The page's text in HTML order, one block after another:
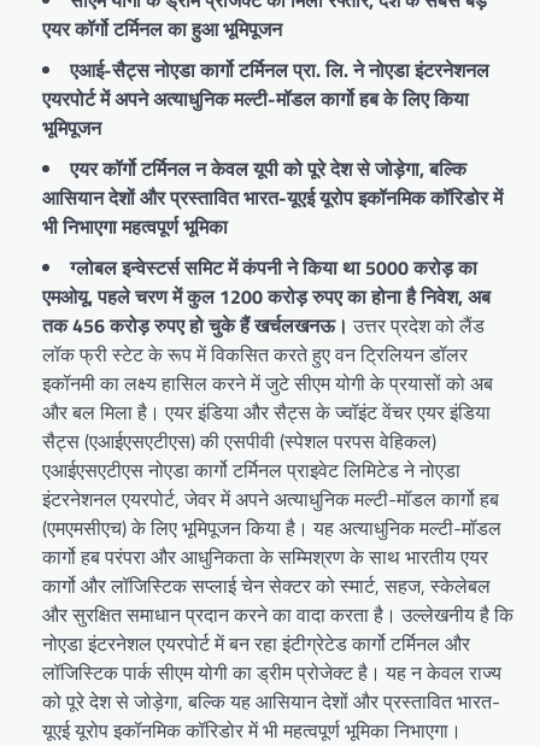
एयर कॉर्गो टर्मिनल का हुआ भूमिपूजन
एआई-सैट्स नोएडा कार्गो टर्मिनल प्रा. लि. ने नोएडा इंटरनेशनल
एयरपोर्ट में अपने अत्याधुनिक मल्टी-मॉडल कार्गो हब के लिए किया
भूमिपूजन
एयर कॉर्गो टर्मिनल न केवल यूपी को पूरे देश से जोड़ेगा, बल्कि
आसियान देशों और प्रस्तावित भारत-यूएई यूरोप इकॉनमिक कॉरिडोर में
भी निभाएगा महत्वपूर्ण भूमिका
ग्लोबल इन्वेस्टर्स समिट में कंपनी ने किया था 5000 करोड़ का
एमओयू, पहले चरण में कुल 1200 करोड़ रुपए का होना है निवेश, अब
तक 456 करोड़ रुपए हो चुके हैं खर्चलखनऊ। उत्तर प्रदेश को लैंड
लॉक फ्री स्टेट के रूप में विकसित करते हुए वन ट्रिलियन डॉलर
इकॉनमी का लक्ष्य हासिल करने में जुटे सीएम योगी के प्रयासों को अब
और बल मिला है। एयर इंडिया और सैट्स के ज्वॉइंट वेंचर एयर इंडिया
सैट्स (एआईएसएटीएस) की एसपीवी (स्पेशल परपस वेहिकल)
एआईएसएटीएस नोएडा कार्गो टर्मिनल प्राइवेट लिमिटेड ने नोएडा
इंटरनेशनल एयरपोर्ट, जेवर में अपने अत्याधुनिक मल्टी-मॉडल कार्गो हब
(एमएमसीएच) के लिए भूमिपूजन किया है। यह अत्याधुनिक मल्टी-मॉडल
कार्गो हब परंपरा और आधुनिकता के सम्मिश्रण के साथ भारतीय एयर
कार्गो और लॉजिस्टिक सप्लाई चेन सेक्टर को स्मार्ट, सहज, स्केलेबल
और सुरक्षित समाधान प्रदान करने का वादा करता है। उल्लेखनीय है कि
नोएडा इंटरनेशल एयरपोर्ट में बन रहा इंटीग्रेटेड कार्गो टर्मिनल और
लॉजिस्टिक पार्क सीएम योगी का ड्रीम प्रोजेक्ट है। यह न केवल राज्य
को पूरे देश से जोड़ेगा, बल्कि यह आसियान देशों और प्रस्तावित भारत-
यूएई यूरोप इकॉनमिक कॉरिडोर में भी महत्वपूर्ण भूमिका निभाएगा।